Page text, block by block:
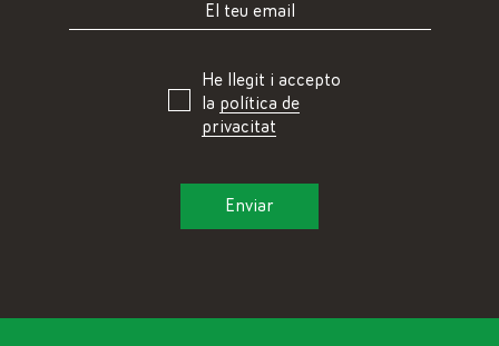
He llegit i accepto
la política de
privacitat